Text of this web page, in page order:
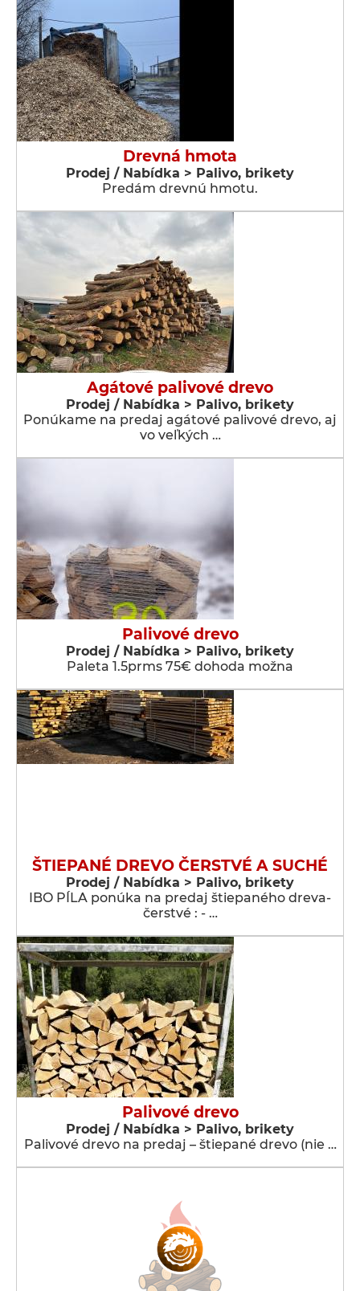
Drevná hmota
Prodej / Nabídka > Palivo, brikety
Predám drevnú hmotu.
Agátové palivové drevo
Prodej / Nabídka > Palivo, brikety
Ponúkame na predaj agátové palivové drevo, aj
vo veľkých …
Palivové drevo
Prodej / Nabídka > Palivo, brikety
Paleta 1.5prms 75€ dohoda možna
ŠTIEPANÉ DREVO ČERSTVÉ A SUCHÉ
Prodej / Nabídka > Palivo, brikety
IBO PÍLA ponúka na predaj štiepaného dreva-
čerstvé : - …
Palivové drevo
Prodej / Nabídka > Palivo, brikety
Palivové drevo na predaj – štiepané drevo (nie …